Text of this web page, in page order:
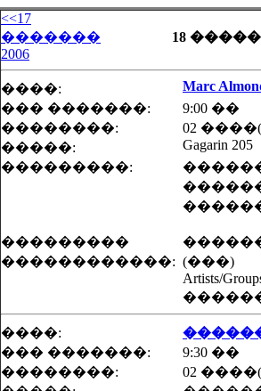
<<17
�������
2006
18
����:
Marc
��� �������:
9:00 ��
��������:
02
�����:
Gagarin 205
���������:
���������
������������: (���)
Artists/
����:
��� �������:
9:30 ��
��������:
02